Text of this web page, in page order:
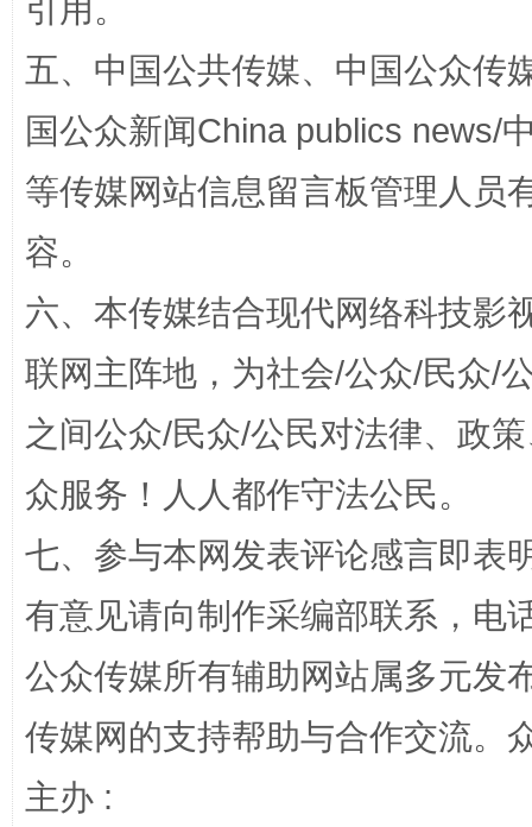
漫山遍野的桃花与雪山、麦地、白藏房 除
引用。
五、中国公共传媒、中国公众传
国公众新闻China publics news/
等传媒网站信息留言板管理人员
容。
六、本传媒结合现代网络科技影
联网主阵地，为社会/公众/民众/
之间公众/民众/公民对法律、政
众服务！人人都作守法公民。
七、参与本网发表评论感言即表
有意见请向制作采编部联系，电
公众传媒所有辅助网站属多元发
传媒网的支持帮助与合作交流。
主办 :